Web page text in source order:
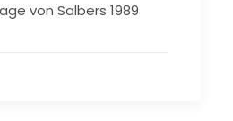
von Salbers 1989